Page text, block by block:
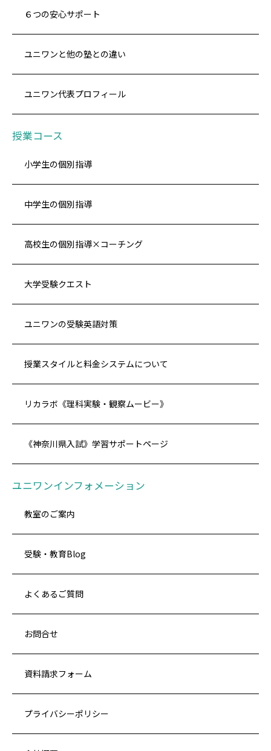
６つの安心サポート
ユニワンと他の塾との違い
ユニワン代表プロフィール
授業コース
小学生の個別指導
中学生の個別指導
高校生の個別指導×コーチング
大学受験クエスト
ユニワンの受験英語対策
授業スタイルと料金システムについて
リカラボ《理科実験・観察ムービー》
《神奈川県入試》学習サポートページ
ユニワンインフォメーション
教室のご案内
受験・教育Blog
よくあるご質問
お問合せ
資料請求フォーム
プライバシーポリシー